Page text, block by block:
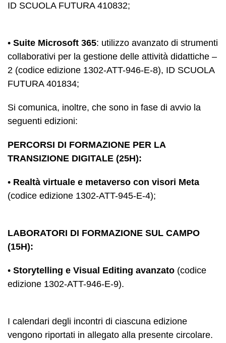
ID SCUOLA FUTURA 410832;
• Suite Microsoft 365: utilizzo avanzato di strumenti
collaborativi per la gestione delle attività didattiche –
2 (codice edizione 1302-ATT-946-E-8), ID SCUOLA
FUTURA 401834;
Si comunica, inoltre, che sono in fase di avvio la
seguenti edizioni:
PERCORSI DI FORMAZIONE PER LA
TRANSIZIONE DIGITALE (25H):
• Realtà virtuale e metaverso con visori Meta
(codice edizione 1302-ATT-945-E-4);
LABORATORI DI FORMAZIONE SUL CAMPO
(15H):
• Storytelling e Visual Editing avanzato (codice
edizione 1302-ATT-946-E-9).
I calendari degli incontri di ciascuna edizione
vengono riportati in allegato alla presente circolare.